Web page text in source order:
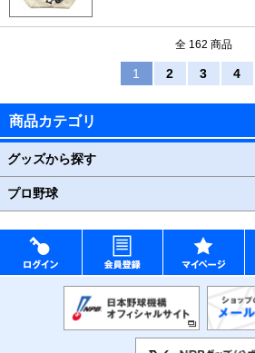
全 162 商品
1 2 3 4
商品カテゴリ
グッズから探す
プロ野球